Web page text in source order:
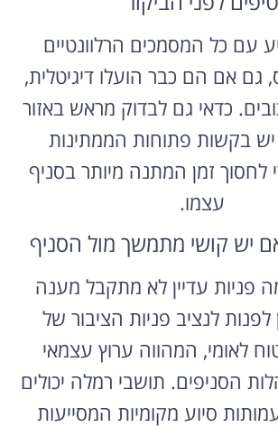
עם כל המסמכים הרלוונטיים
גם אם הם כבר הועלו דיגיטלית,
כדאי גם לבדוק מראש באזור
בקשות פתוחות הממתינות
זמן המתנה מיותר בסניף
עצמו.
יש קושי מתמשך מול הסניף
פניות עדיין לא מתקבל מענה
לנציב פניות הציבור של
לאומי, המהווה ערוץ עצמאי
הסניפים. תושבי רמלה יכולים
סיוע מקומיות המסייעות